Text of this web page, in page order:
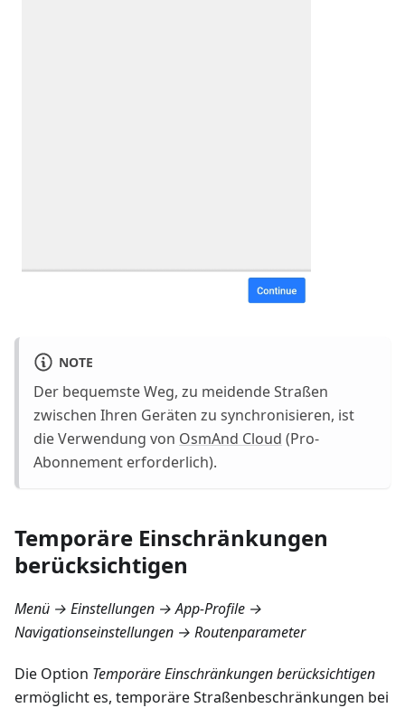
NOTE
Der bequemste Weg, zu meidende Straßen
zwischen Ihren Geräten zu synchronisieren, ist
die Verwendung von OsmAnd Cloud (Pro-
Abonnement erforderlich).
Temporäre Einschränkungen
berücksichtigen
Menü → Einstellungen → App-Profile →
Navigationseinstellungen → Routenparameter
Die Option Temporäre Einschränkungen berücksichtigen
ermöglicht es, temporäre Straßenbeschränkungen bei